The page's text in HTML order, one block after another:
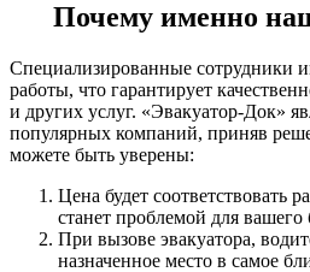
Почему именно
Специализированные сотрудники
работы, что гарантирует
и других услуг. «Эвакуатор-Док»
популярных компаний, приняв
можете быть уверены:
Цена будет соответствовать
станет проблемой для вашего
При вызове эвакуатора,
назначенное место в самое